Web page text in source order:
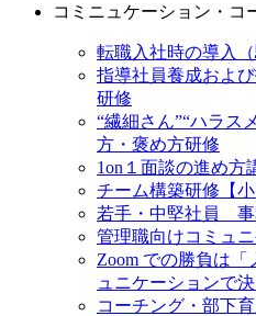
コミニュケーション・コ
転職入社時の導入
指導社員養成およ
研修
“繊細さん”“ハラス
方・褒め方研修
1on１面談の進め方
チーム構築研修【小
若手・中堅社員 事
管理職向けコミュ
Zoom での勝負は「
ュニケーションで決
コーチング・部下